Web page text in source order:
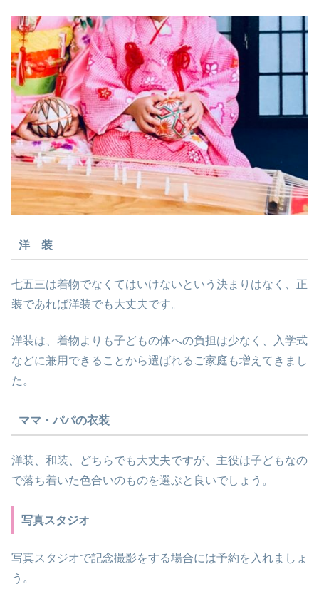
洋 装
七五三は着物でなくてはいけないという決まりはなく、正
装であれば洋装でも大丈夫です。
洋装は、着物よりも子どもの体への負担は少なく、入学式
などに兼用できることから選ばれるご家庭も増えてきまし
た。
ママ・パパの衣装
洋装、和装、どちらでも大丈夫ですが、主役は子どもなの
で落ち着いた色合いのものを選ぶと良いでしょう。
写真スタジオ
写真スタジオで記念撮影をする場合には予約を入れましょ
う。